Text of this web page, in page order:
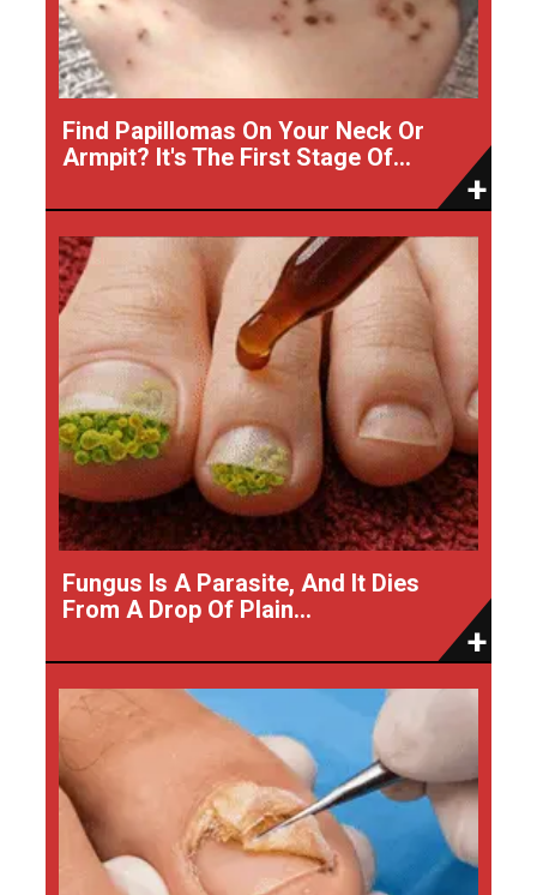
Find Papillomas On Your Neck Or
Armpit? It's The First Stage Of...
Fungus Is A Parasite, And It Dies
From A Drop Of Plain...